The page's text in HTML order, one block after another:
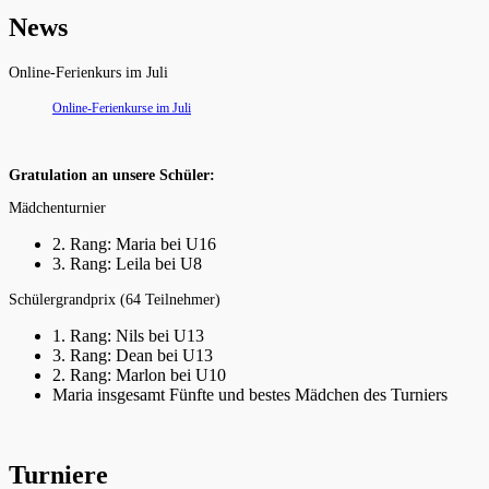
News
Online-Ferienkurs im Juli
Online-Ferienkurse im Juli
Gratulation an unsere Schüler:
Mädchenturnier
2. Rang: Maria bei U16
3. Rang: Leila bei U8
Schülergrandprix (64 Teilnehmer)
1. Rang: Nils bei U13
3. Rang: Dean bei U13
2. Rang: Marlon bei U10
Maria insgesamt Fünfte und bestes Mädchen des Turniers
Turniere